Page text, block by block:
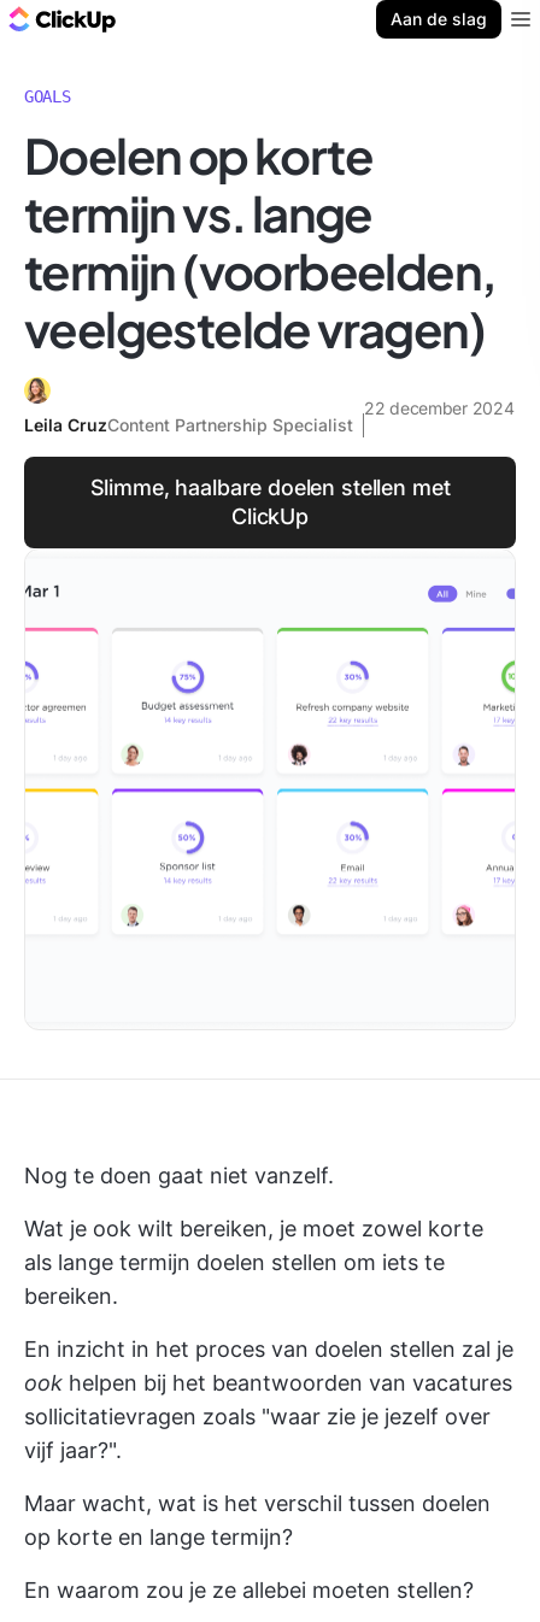
Aan de slag
GOALS
Doelen op korte
termijn vs. lange
termijn (voorbeelden,
veelgestelde vragen)
Leila CruzContent Partnership Specialist
22 december 2024
Slimme, haalbare doelen stellen met
ClickUp
Nog te doen gaat niet vanzelf.
Wat je ook wilt bereiken, je moet zowel korte
als lange termijn doelen stellen om iets te
bereiken.
En inzicht in het proces van doelen stellen zal je
ook helpen bij het beantwoorden van vacatures
sollicitatievragen zoals "waar zie je jezelf over
vijf jaar?".
Maar wacht, wat is het verschil tussen doelen
op korte en lange termijn?
En waarom zou je ze allebei moeten stellen?